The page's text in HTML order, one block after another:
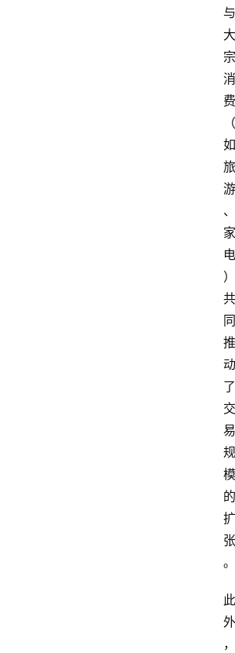
与
大
宗
消
费
（
如
旅
游
、
家
电
）
共
同
推
动
了
交
易
规
模
的
扩
张
。
此
外
，